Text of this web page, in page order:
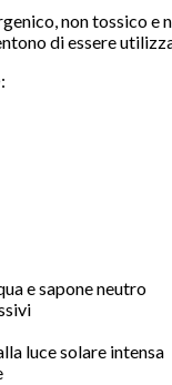
non tossico e
di essere
e sapone neutro
luce solare intensa